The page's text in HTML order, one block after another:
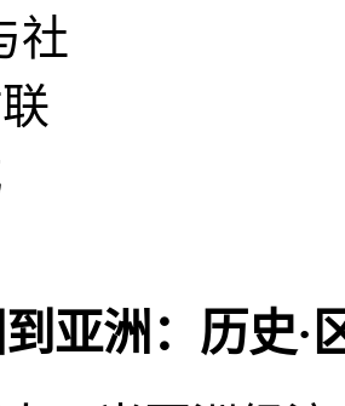
亚洲：历史·